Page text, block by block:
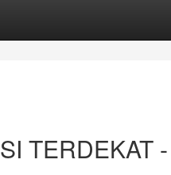
TERDEKAT -